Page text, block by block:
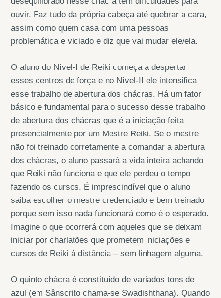
ouvir. Faz tudo da própria cabeça até quebrar a cara,
assim como quem casa com uma pessoas
problemática e viciado e diz que vai mudar ele/ela.
O aluno do Nível-I de Reiki começa a despertar
esses centros de força e no Nível-II ele intensifica
esse trabalho de abertura dos chácras. Há um fator
básico e fundamental para o sucesso desse trabalho
de abertura dos chácras que é a iniciação feita
presencialmente por um Mestre Reiki. Se o mestre
não foi treinado corretamente a comandar a abertura
dos chácras, o aluno passará a vida inteira achando
que Reiki não funciona e que ele perdeu o tempo
fazendo os cursos. É imprescindível que o aluno
saiba escolher o mestre credenciado e bem treinado
porque sem isso nada funcionará como é o esperado.
Imagine o que ocorrerá com aqueles que se deixam
iniciar por charlatões que prometem iniciações e
cursos de Reiki à distância – sem linhagem alguma.
O quinto chácra é constituído de variados tons de
azul (em Sânscrito chama-se Swadishthana). Quando